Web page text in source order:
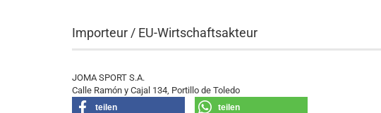
Importeur / EU-Wirtschaftsakteur
JOMA SPORT S.A.
Calle Ramón y Cajal 134, Portillo de Toledo
teilen teilen